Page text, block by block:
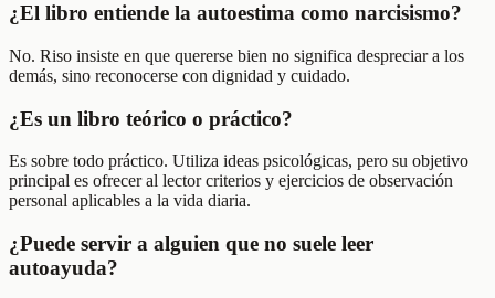
¿El libro entiende la autoestima como narcisismo?
No. Riso insiste en que quererse bien no significa despreciar a los
demás, sino reconocerse con dignidad y cuidado.
¿Es un libro teórico o práctico?
Es sobre todo práctico. Utiliza ideas psicológicas, pero su objetivo
principal es ofrecer al lector criterios y ejercicios de observación
personal aplicables a la vida diaria.
¿Puede servir a alguien que no suele leer
autoayuda?